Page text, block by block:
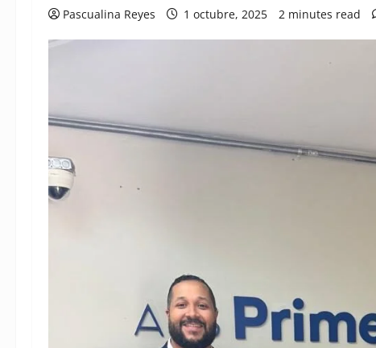
Pascualina Reyes 1 octubre, 2025 2 minutes read